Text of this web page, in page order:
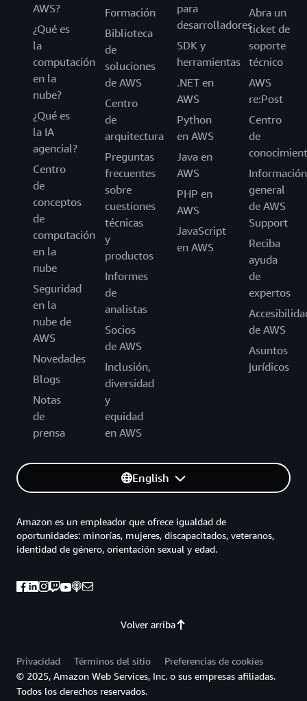
AWS?
¿Qué es
la
computación
en la
nube?
¿Qué es
la IA
agencial?
Centro
de
conceptos
de
computación
en la
nube
Seguridad
en la
nube de
AWS
Novedades
Blogs
Notas
de
prensa
Formación
Biblioteca
de
soluciones
de AWS
Centro
de
arquitectura
Preguntas
frecuentes
sobre
cuestiones
técnicas
y
productos
Informes
de
analistas
Socios
de AWS
Inclusión,
diversidad
y
equidad
en AWS
para
desarrolladores
SDK y
herramientas
.NET en
AWS
Python
en AWS
Java en
AWS
PHP en
AWS
JavaScript
en AWS
Abra un
ticket de
soporte
técnico
AWS
re:Post
Centro
de
Información
general
de AWS
Support
Reciba
ayuda
de
expertos
de AWS
Asuntos
jurídicos
English
Volver arriba
Amazon es un empleador que ofrece igualdad de
oportunidades: minorías, mujeres, discapacitados, veteranos,
identidad de género, orientación sexual y edad.
Privacidad Términos del sitio
Preferencias de cookies
© 2025, Amazon Web Services, Inc. o sus empresas afiliadas.
Todos los derechos reservados.